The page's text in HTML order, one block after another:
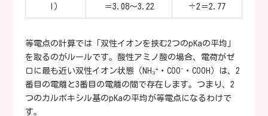
I）
＝3.08〜3.22
÷2＝2.77
等電点の計算では「双性イオンを挟む2つのpKaの平均」
を取るのがルールです。酸性アミノ酸の場合、電荷がゼ
ロに最も近い双性イオン状態（NH₃⁺・COO⁻・COOH）は、2
番目の電離と3番目の電離の間で存在します。つまり、2
つのカルボキシル基のpKaの平均が等電点になるわけで
す。